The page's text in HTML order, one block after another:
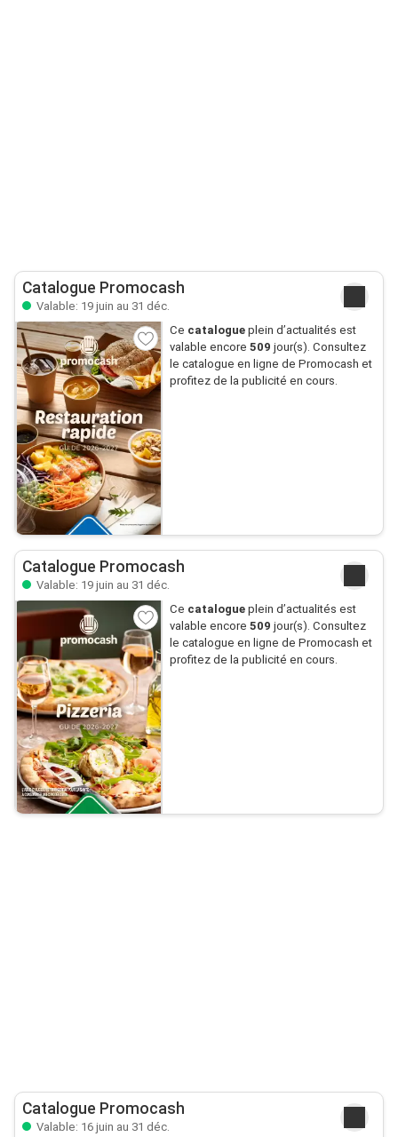
Catalogue Promocash
Valable: 19 juin au 31 déc.
Ce catalogueplein d’actualités est
valable encore 509 jour(s). Consultez
le catalogue en ligne de Promocash et
profitez de la publicité en cours.
Catalogue Promocash
Valable: 19 juin au 31 déc.
Ce catalogueplein d’actualités est
valable encore 509 jour(s). Consultez
le catalogue en ligne de Promocash et
profitez de la publicité en cours.
Catalogue Promocash
Valable: 16 juin au 31 déc.